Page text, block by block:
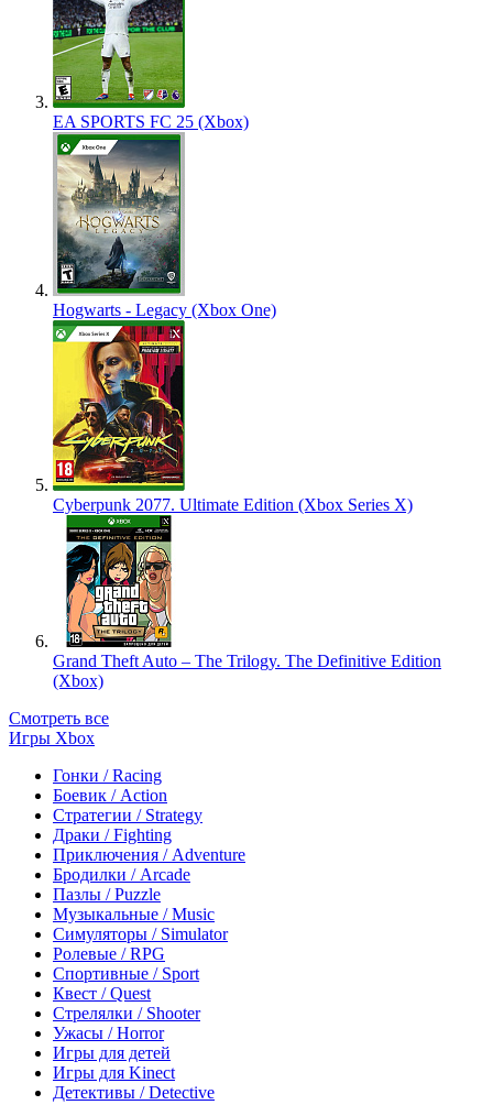
EA SPORTS FC 25 (Xbox)
Hogwarts - Legacy (Xbox One)
Cyberpunk 2077. Ultimate Edition (Xbox Series X)
Grand Theft Auto – The Trilogy. The Definitive Edition
(Xbox)
Смотреть все
Игры Xbox
Гонки / Racing
Боевик / Action
Стратегии / Strategy
Драки / Fighting
Приключения / Adventure
Бродилки / Arcade
Пазлы / Puzzle
Музыкальные / Music
Симуляторы / Simulator
Ролевые / RPG
Спортивные / Sport
Квест / Quest
Стрелялки / Shooter
Ужасы / Horror
Игры для детей
Игры для Kinect
Детективы / Detective